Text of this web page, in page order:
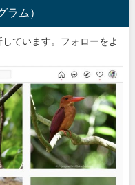
ラム）
ています。フォローをよ